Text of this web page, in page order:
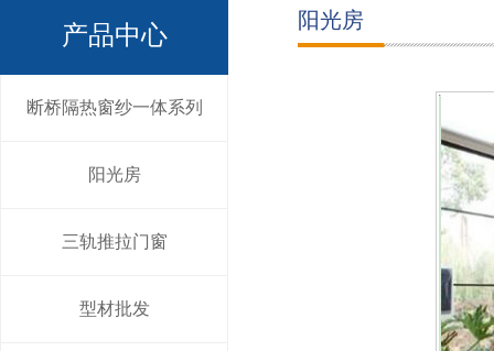
产品中心
断桥隔热窗纱一体系列
阳光房
三轨推拉门窗
型材批发
阳光房